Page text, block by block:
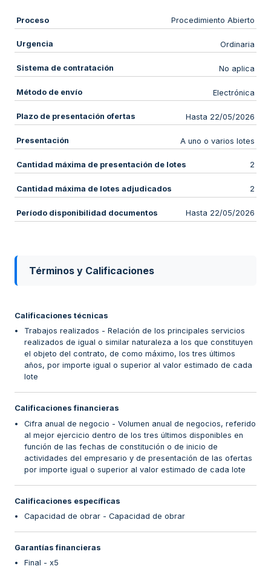
Proceso Procedimiento Abierto
Urgencia Ordinaria
Sistema de contratación No aplica
Método de envío Electrónica
Plazo de presentación ofertas Hasta 22/05/2026
Presentación A uno o varios lotes
Cantidad máxima de presentación de lotes 2
Cantidad máxima de lotes adjudicados 2
Período disponibilidad documentos Hasta 22/05/2026
Términos y Calificaciones
Calificaciones técnicas
Trabajos realizados - Relación de los principales servicios
realizados de igual o similar naturaleza a los que constituyen
el objeto del contrato, de como máximo, los tres últimos
años, por importe igual o superior al valor estimado de cada
lote
Calificaciones financieras
Cifra anual de negocio - Volumen anual de negocios, referido
al mejor ejercicio dentro de los tres últimos disponibles en
función de las fechas de constitución o de inicio de
actividades del empresario y de presentación de las ofertas
por importe igual o superior al valor estimado de cada lote
Calificaciones específicas
Capacidad de obrar - Capacidad de obrar
Garantías financieras
Final - x5